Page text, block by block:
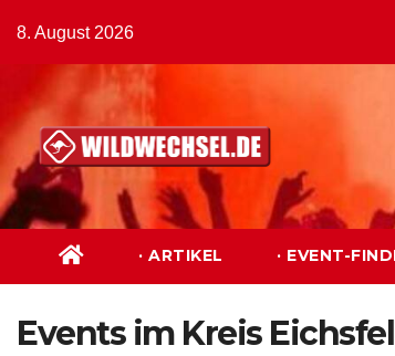
Inhalt
springen
8. August 2026
· ARTIKEL · EVENT-
Events im Kreis